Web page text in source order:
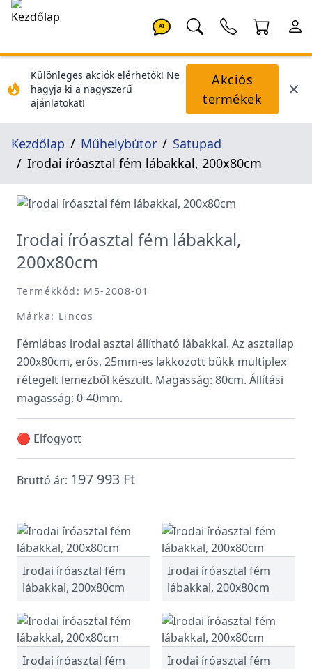
AI
Különleges akciók elérhetők! Ne
hagyja ki a nagyszerű
ajánlatokat!
Akciós
termékek
Kezdőlap Műhelybútor
Satupad
Irodai íróasztal fém lábakkal, 200x80cm
Irodai íróasztal fém lábakkal,
200x80cm
Termékkód: M5-2008-01
Márka: Lincos
Fémlábas irodai asztal állítható lábakkal. Az asztallap
200x80cm, erős, 25mm-es lakkozott bükk multiplex
rétegelt lemezből készült. Magasság: 80cm. Állítási
magasság: 0-40mm.
🔴 Elfogyott
Bruttó ár: 197 993 Ft
Irodai íróasztal fém
lábakkal, 200x80cm
Irodai íróasztal fém
lábakkal, 200x80cm
Irodai íróasztal fém
Irodai íróasztal fém